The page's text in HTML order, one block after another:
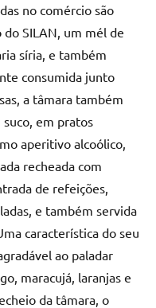
no comércio são
do SILAN, um mél de
síria, e também
consumida junto
a tâmara também
suco, em pratos
aperitivo alcoólico,
recheada com
de refeições,
e também servida
característica do seu
ao paladar
maracujá, laranjas e
da tâmara, o